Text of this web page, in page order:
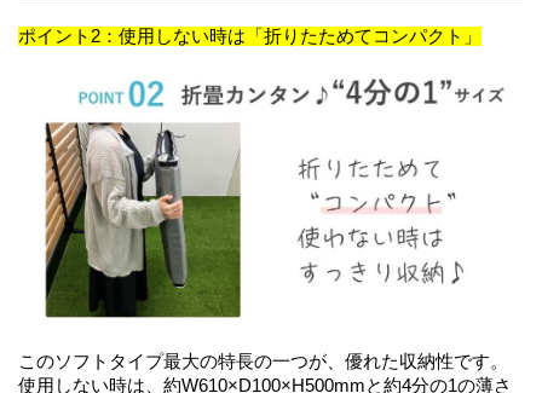
ポイント2：使用しない時は「折りたためてコンパクト」
このソフトタイプ最大の特長の一つが、優れた収納性です。
使用しない時は、約W610×D100×H500mmと約4分の1の薄さ